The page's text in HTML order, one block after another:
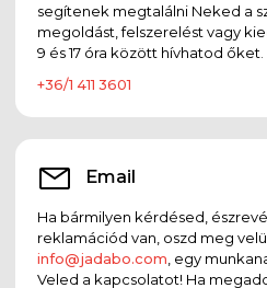
segítenek megtalálni Neked a
megoldást, felszerelést vagy
9 és 17 óra között hívhatod őket.
+36/1 411 3601
Email
Ha bármilyen kérdésed,
reklamációd van, oszd meg
info@jadabo.com , egy
Veled a kapcsolatot! Ha